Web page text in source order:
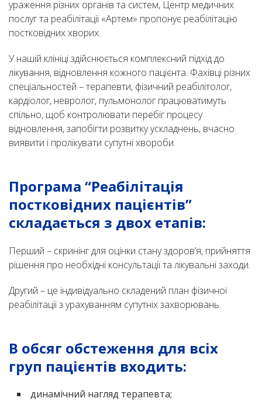
ураження різних органів та систем, Центр медичних
послуг та реабілітації «Артем» пропонує реабілітацію
постковідних хворих.
У нашій клініці здійснюється комплексний підхід до
лікування, відновлення кожного пацієнта. Фахівці різних
спеціальностей – терапевти, фізичний реабілітолог,
кардіолог, невролог, пульмонолог працюватимуть
спільно, щоб контролювати перебіг процесу
відновлення, запобігти розвитку ускладнень, вчасно
виявити і пролікувати супутні хвороби.
Програма “Реабілітація
постковідних пацієнтів”
складається з двох етапів:
Перший – скринінг для оцінки стану здоров’я, прийняття
рішення про необхідні консультації та лікувальні заходи.
Другий – це індивідуально складений план фізичної
реабілітації з урахуванням супутніх захворювань.
В обсяг обстеження для всіх
груп пацієнтів входить:
динамічний нагляд терапевта;